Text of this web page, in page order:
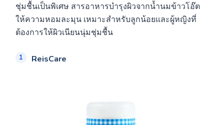
ชุ่มชื้นเป็นพิเศษ สารอาหารบำรุงผิวจากน้ำนมข้าวโอ๊ต
ให้ความหอมละมุน เหมาะสำหรับลูกน้อยและผู้หญิงที่
ต้องการให้ผิวเนียนนุ่มชุ่มชื้น
ReisCare